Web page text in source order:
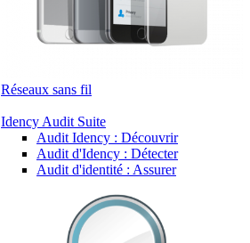
Réseaux sans fil
Idency Audit Suite
Audit Idency : Découvrir
Audit d'Idency : Détecter
Audit d'identité : Assurer